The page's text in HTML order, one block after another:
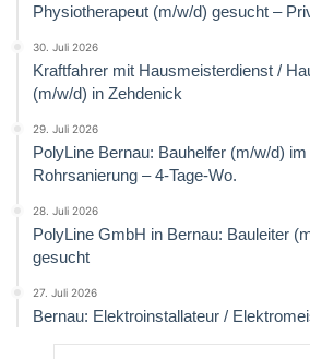
Physiotherapeut (m/w/d) gesucht –
30. Juli 2026
Kraftfahrer mit Hausmeisterdienst /
(m/w/d) in Zehdenick
29. Juli 2026
PolyLine Bernau: Bauhelfer (m/w/d)
Rohrsanierung – 4-Tage-Wo.
28. Juli 2026
PolyLine GmbH in Bernau: Bauleiter
gesucht
27. Juli 2026
Bernau: Elektroinstallateur /